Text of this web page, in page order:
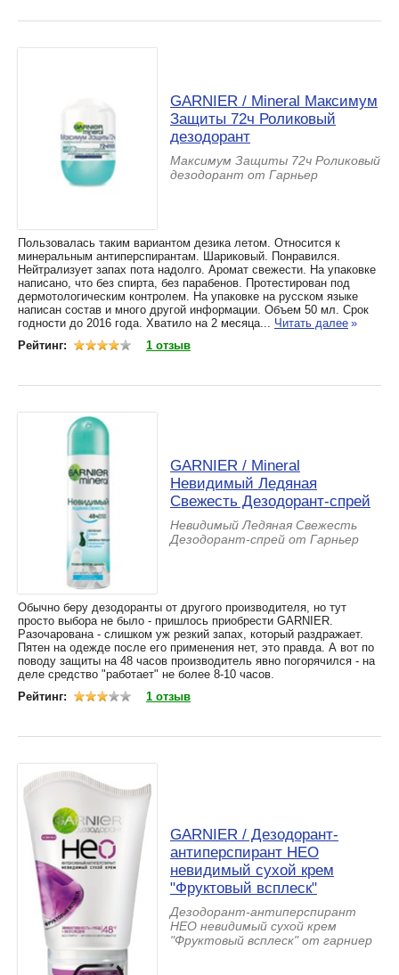
GARNIER / Mineral Максимум
Защиты 72ч Роликовый
дезодорант
Максимум Защиты 72ч Роликовый
дезодорант от Гарньер
Пользовалась таким вариантом дезика летом. Относится к
минеральным антиперспирантам. Шариковый. Понравился.
Нейтрализует запах пота надолго. Аромат свежести. На упаковке
написано, что без спирта, без парабенов. Протестирован под
дермотологическим контролем. На упаковке на русском языке
написан состав и много другой информации. Объем 50 мл. Срок
годности до 2016 года. Хватило на 2 месяца... Читать далее »
Рейтинг:
1 отзыв
GARNIER / Mineral
Невидимый Ледяная
Свежесть Дезодорант-спрей
Невидимый Ледяная Свежесть
Дезодорант-спрей от Гарньер
Обычно беру дезодоранты от другого производителя, но тут
просто выбора не было - пришлось приобрести GARNIER.
Разочарована - слишком уж резкий запах, который раздражает.
Пятен на одежде после его применения нет, это правда. А вот по
поводу защиты на 48 часов производитель явно погорячился - на
деле средство "работает" не более 8-10 часов.
Рейтинг:
1 отзыв
GARNIER / Дезодорант-
антиперспирант НЕО
невидимый сухой крем
"Фруктовый всплеск"
Дезодорант-антиперспирант
НЕО невидимый сухой крем
"Фруктовый всплеск" от гарниер